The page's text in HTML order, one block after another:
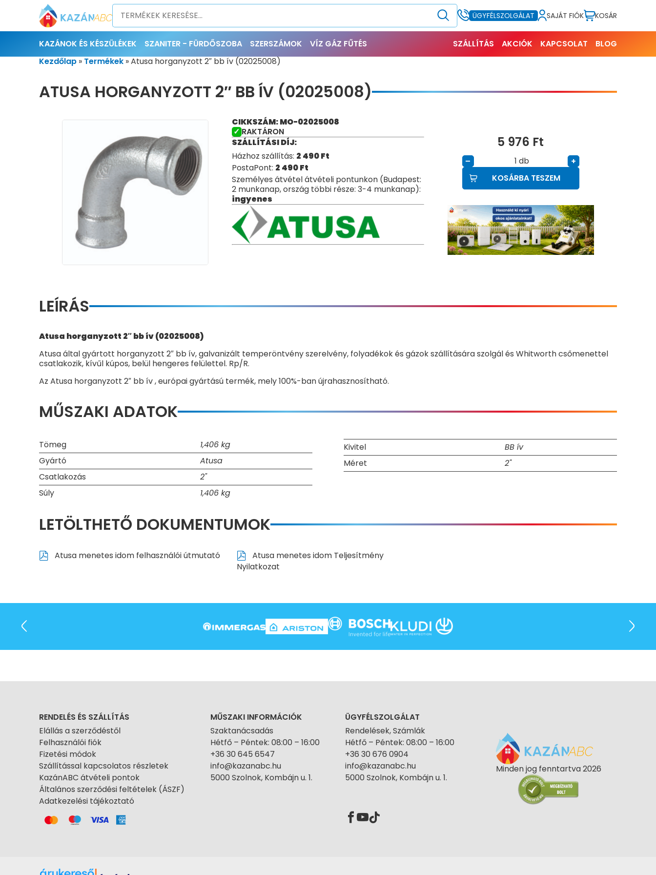
ÜGYFÉLSZOLGÁLAT SAJÁT FIÓK KOSÁR
KAZÁNOK ÉS KÉSZÜLÉKEK SZANITER - FÜRDŐSZOBA SZERSZÁMOK VÍZ GÁZ FŰTÉS SZÁLLÍTÁS AKCIÓK KAPCSOLAT
BLOG
Kezdőlap » Termékek »Atusa horganyzott 2″ bb ív (02025008)
ATUSA HORGANYZOTT 2″ BB ÍV (02025008)
CIKKSZÁM: MO-02025008
RAKTÁRON
SZÁLLÍTÁSI DÍJ:
Házhoz szállítás: 2 490Ft
PostaPont: 2 490Ft
Személyes átvétel átvételi pontunkon (Budapest:
2 munkanap, ország többi része: 3-4 munkanap):
ingyenes
5 976 Ft
– db
+
KOSÁRBA TESZEM
LEÍRÁS
Atusa horganyzott 2″ bb ív (02025008)
Atusa által gyártott horganyzott 2″ bb ív, galvanizált temperöntvény szerelvény, folyadékok és gázok szállítására szolgál és Whitworth csőmenettel
csatlakozik, kívűl kúpos, belül hengeres felülettel. Rp/R.
Az Atusa horganyzott 2″ bb ív , európai gyártású termék, mely 100%-ban újrahasznosítható.
MŰSZAKI ADATOK
Tömeg
1,406 kg
Gyártó
Atusa
Csatlakozás
2"
Súly
1,406 kg
Kivitel
BB ív
Méret
2"
LETÖLTHETŐ DOKUMENTUMOK
Atusa menetes idom felhasználói útmutató
Atusa menetes idom Teljesítmény
Nyilatkozat
RENDELÉS ÉS SZÁLLÍTÁS
Elállás a szerződéstől
Felhasználói fiók
Fizetési módok
Szállítással kapcsolatos részletek
KazánABC átvételi pontok
Általános szerződési feltételek (ÁSZF)
Adatkezelési tájékoztató
MŰSZAKI INFORMÁCIÓK
Szaktanácsadás
Hétfő – Péntek: 08:00 – 16:00
+36 30 645 6547
info@kazanabc.hu
5000 Szolnok, Kombájn u. 1.
ÜGYFÉLSZOLGÁLAT
Rendelések, Számlák
Hétfő – Péntek: 08:00 – 16:00
+36 30 676 0904
info@kazanabc.hu
5000 Szolnok, Kombájn u. 1.
Minden jog fenntartva 2026